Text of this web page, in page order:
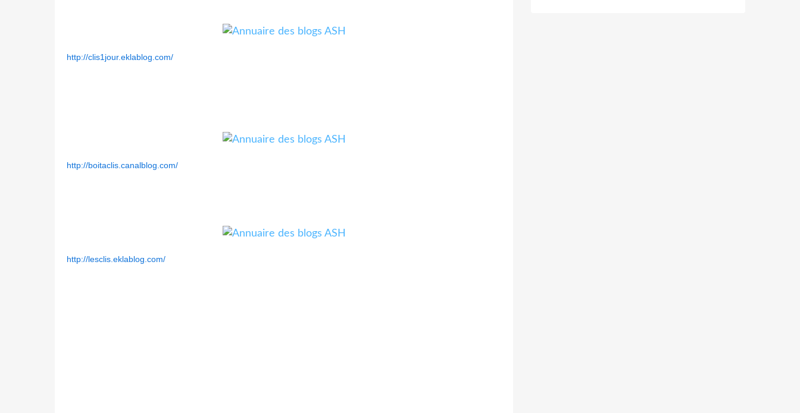
http://clis1jour.eklablog.com/
http://boitaclis.canalblog.com/
http://lesclis.eklablog.com/